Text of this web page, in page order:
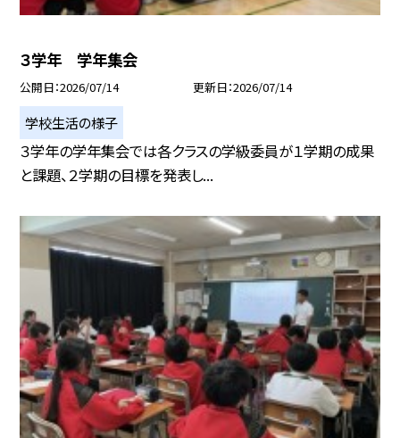
３学年 学年集会
公開日 2026/07/14 更新日 2026/07/14
学校生活の様子
３学年の学年集会では各クラスの学級委員が１学期の成果
と課題、２学期の目標を発表し...